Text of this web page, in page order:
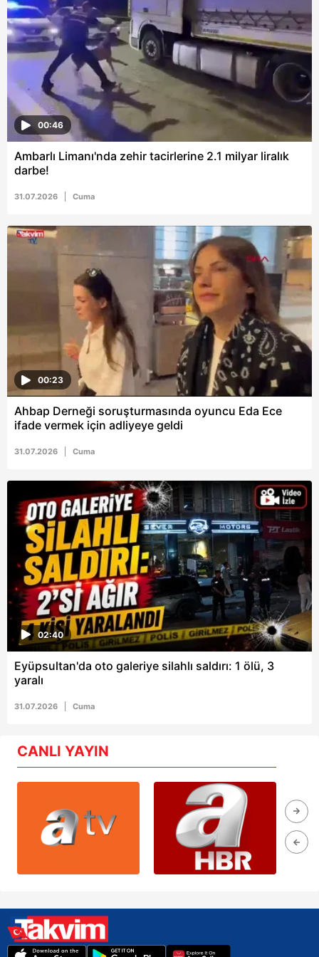
hazırlanmış Aydınlatma Metnimizi okumak ve sitemizde
ilgili mevzuata uygun olarak kullanılan çerezlerle ilgili bilgi
almak için lütfentıklayınız.
00:46
Ambarlı Limanı'nda zehir tacirlerine 2.1 milyar liralık
darbe!
31.07.2026 Cuma
00:23
Ahbap Derneği soruşturmasında oyuncu Eda Ece
ifade vermek için adliyeye geldi
31.07.2026 Cuma
02:40
Eyüpsultan'da oto galeriye silahlı saldırı: 1 ölü, 3
yaralı
31.07.2026 Cuma
CANLI YAYIN